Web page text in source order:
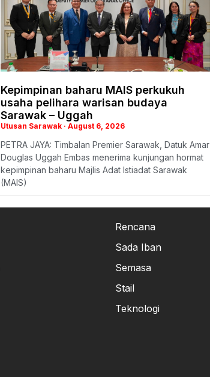
Kepimpinan baharu MAIS perkukuh
usaha pelihara warisan budaya
Sarawak – Uggah
Utusan Sarawak August 6, 2026
PETRA JAYA: Timbalan Premier Sarawak, Datuk Amar
Douglas Uggah Embas menerima kunjungan hormat
kepimpinan baharu Majlis Adat Istiadat Sarawak
(MAIS)
Rencana
Sada Iban
Semasa
Stail
Teknologi